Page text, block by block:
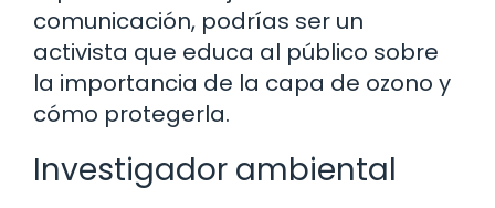
comunicación, podrías ser un
activista que educa al público sobre
la importancia de la capa de ozono y
cómo protegerla.
Investigador ambiental